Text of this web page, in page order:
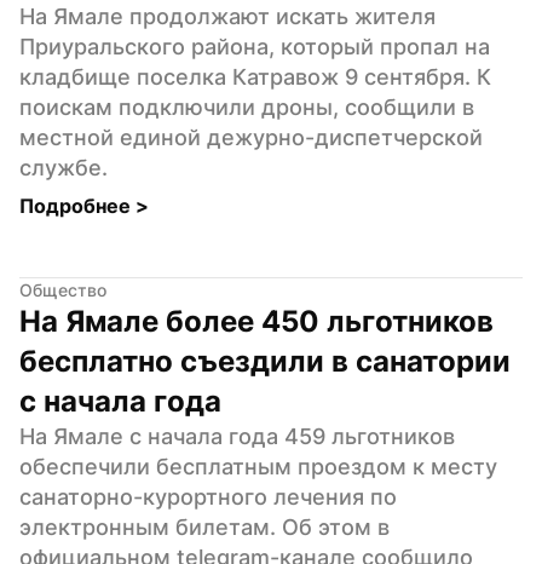
На Ямале продолжают искать жителя
Приуральского района, который пропал на
кладбище поселка Катравож 9 сентября. К
поискам подключили дроны, сообщили в
местной единой дежурно-диспетчерской
службе.
Подробнее >
Общество
На Ямале более 450 льготников
бесплатно съездили в санатории
с начала года
На Ямале с начала года 459 льготников
обеспечили бесплатным проездом к месту
санаторно-курортного лечения по
электронным билетам. Об этом в
официальном telegram-канале сообщило